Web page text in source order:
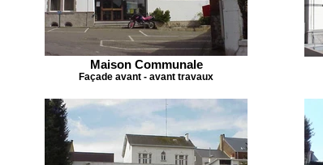
Maison Communale
Façade avant - avant travaux